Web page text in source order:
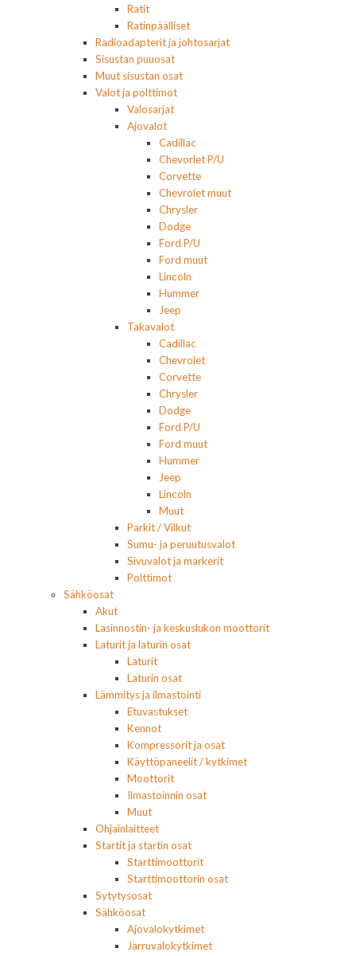
Ratit
Ratinpäälliset
Radioadapterit ja johtosarjat
Sisustan puuosat
Muut sisustan osat
Valot ja polttimot
Valosarjat
Ajovalot
Cadillac
Chevorlet P/U
Corvette
Chevrolet muut
Chrysler
Dodge
Ford P/U
Ford muut
Lincoln
Hummer
Jeep
Takavalot
Cadillac
Chevrolet
Corvette
Chrysler
Dodge
Ford P/U
Ford muut
Hummer
Jeep
Lincoln
Muut
Parkit / Vilkut
Sumu- ja peruutusvalot
Sivuvalot ja markerit
Polttimot
Sähköosat
Akut
Lasinnostin- ja keskuslukon moottorit
Laturit ja laturin osat
Laturit
Laturin osat
Lämmitys ja ilmastointi
Etuvastukset
Kennot
Kompressorit ja osat
Käyttöpaneelit / kytkimet
Moottorit
Ilmastoinnin osat
Muut
Ohjainlaitteet
Startit ja startin osat
Starttimoottorit
Starttimoottorin osat
Sytytysosat
Sähköosat
Ajovalokytkimet
Jarruvalokytkimet